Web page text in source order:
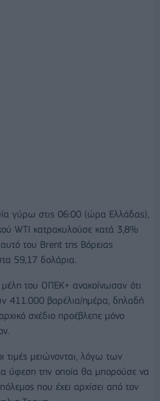
γύρω στις 06:00 (ώρα Ελλάδας),
WTI κατρακυλούσε κατά 3,8%
του Brent της Βόρειας
59,17 δολάρια.
του ΟΠΕΚ+ ανακοίνωσαν ότι
411.000 βαρέλια/ημέρα, δηλαδή
σχέδιο προέβλεπε μόνο
τιμές μειώνονται, λόγω των
ύφεση την οποία θα μπορούσε να
που έχει αρχίσει από τον